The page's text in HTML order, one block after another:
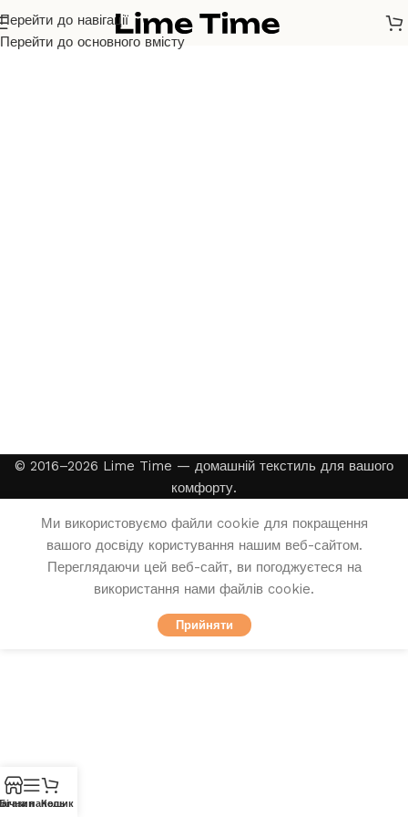
Перейти до навігації
Перейти до основного вмісту
© 2016–2026 Lime Time — домашній текстиль для вашого
комфорту.
панель
Кошик
Ми використовуємо файли cookie для покращення
вашого досвіду користування нашим веб-сайтом.
Переглядаючи цей веб-сайт, ви погоджуєтеся на
використання нами файлів cookie.
Прийняти